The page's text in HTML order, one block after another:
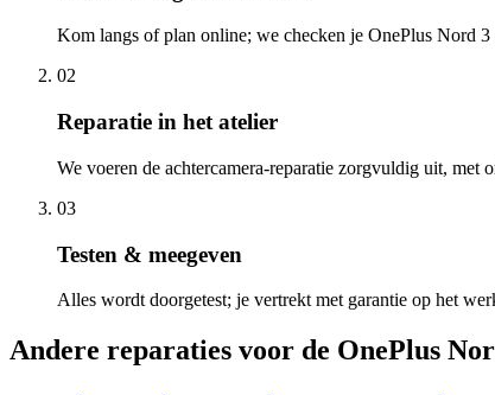
Kom langs of plan online; we checken je OnePlus Nord 3
02
Reparatie in het atelier
We voeren de achtercamera-reparatie zorgvuldig uit,
03
Testen & meegeven
Alles wordt doorgetest; je vertrekt met garantie op het
Andere reparaties voor de OnePlus